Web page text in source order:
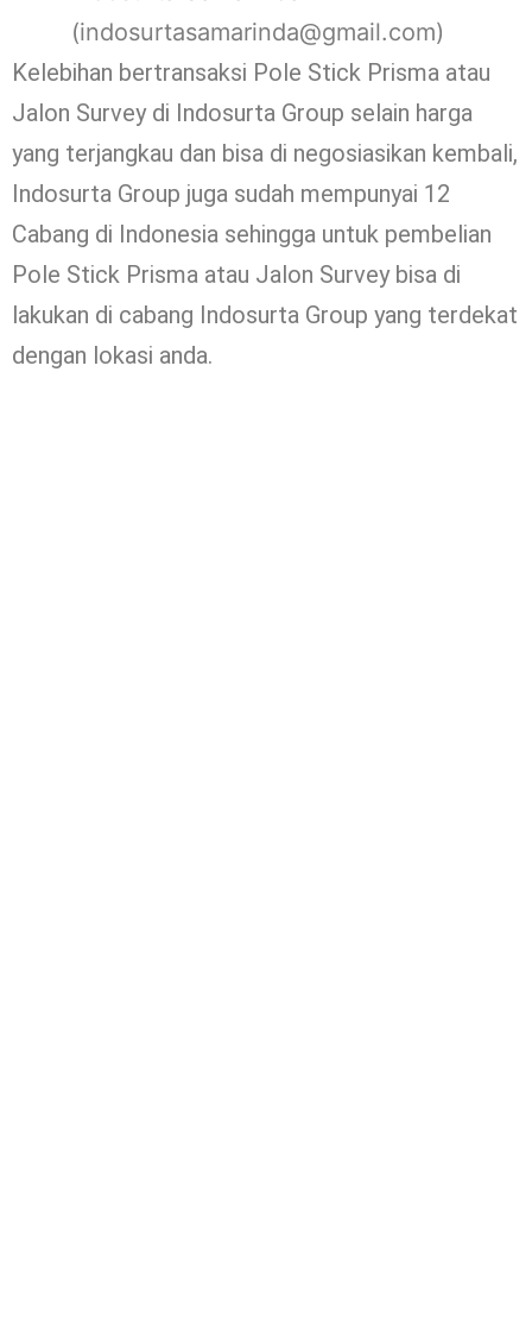
(indosurtasamarinda@gmail.com)
Kelebihan bertransaksi Pole Stick Prisma atau
Jalon Survey di Indosurta Group selain harga
yang terjangkau dan bisa di negosiasikan kembali,
Indosurta Group juga sudah mempunyai 12
Cabang di Indonesia sehingga untuk pembelian
Pole Stick Prisma atau Jalon Survey bisa di
lakukan di cabang Indosurta Group yang terdekat
dengan lokasi anda.